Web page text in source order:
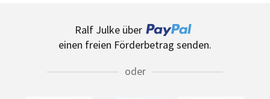
Ralf Julke über
einen freien Förderbetrag senden.
oder